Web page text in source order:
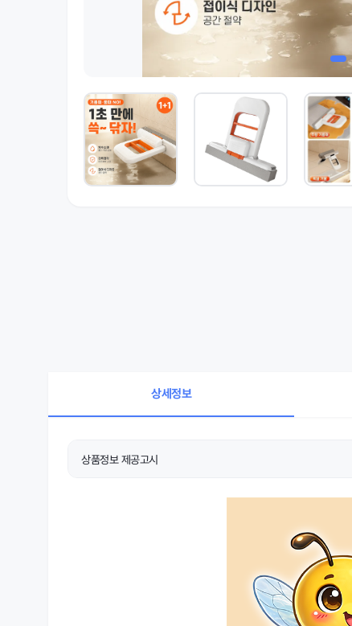
상세정보
상품정보 제공고시
상품 상세설명 참조
상품 상세설명 참조
상품 상세설명 참조